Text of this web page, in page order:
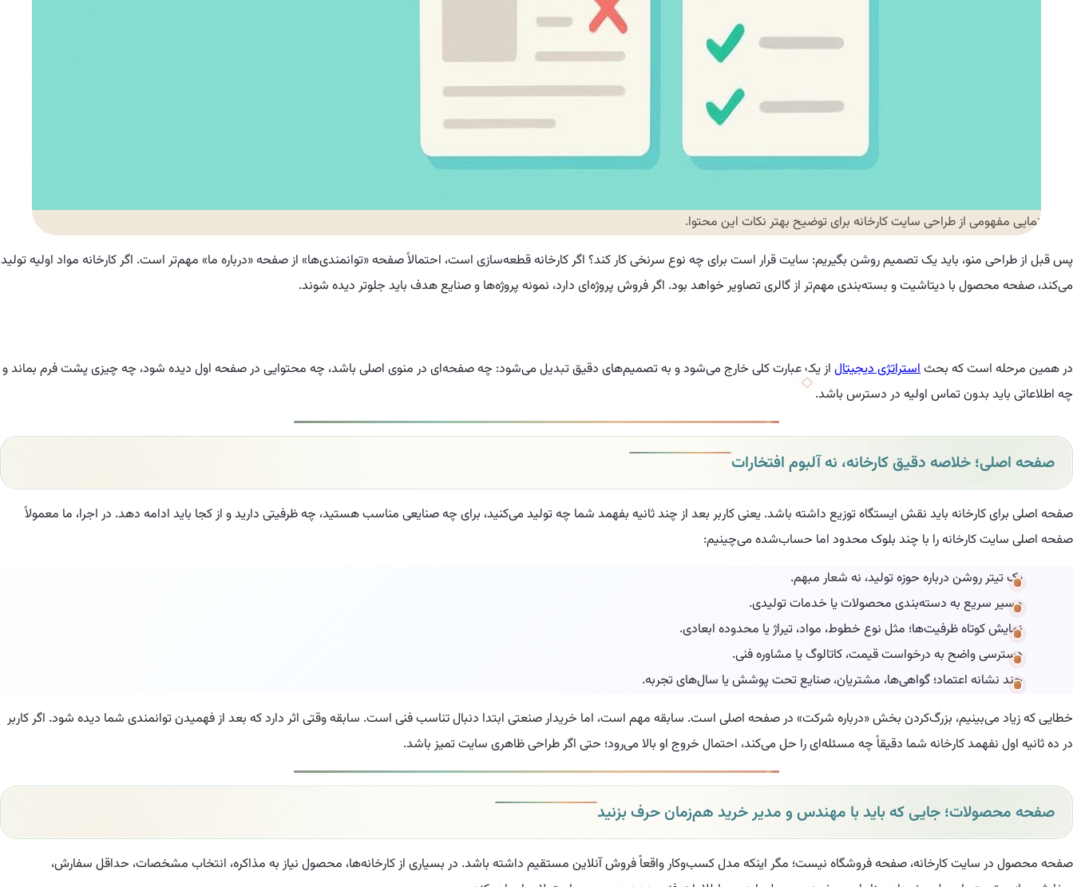
نمایی مفهومی از طراحی سایت کارخانه برای توضیح بهتر نکات این محتوا.
پس قبل از طراحی منو، باید یک تصمیم روشن بگیریم: سایت قرار است برای چه نوع سرنخی کار کند؟ اگر کارخانه قطعه‌سازی است، احتمالاً صفحه «توانمندی‌ها» از صفحه «درباره ما» مهم‌تر است. اگر کارخانه مواد اولیه تولید
می‌کند، صفحه محصول با دیتاشیت و بسته‌بندی مهم‌تر از گالری تصاویر خواهد بود. اگر فروش پروژه‌ای دارد، نمونه پروژه‌ها و صنایع هدف باید جلوتر دیده شوند.
در همین مرحله است که بحثاستراتژی دیجیتال از یک عبارت کلی خارج می‌شود و به تصمیم‌های دقیق تبدیل می‌شود: چه صفحه‌ای در منوی اصلی باشد، چه محتوایی در صفحه اول دیده شود، چه چیزی پشت فرم بماند و
چه اطلاعاتی باید بدون تماس اولیه در دسترس باشد.
صفحه اصلی؛ خلاصه دقیق کارخانه، نه آلبوم افتخارات
صفحه اصلی برای کارخانه باید نقش ایستگاه توزیع داشته باشد. یعنی کاربر بعد از چند ثانیه بفهمد شما چه تولید می‌کنید، برای چه صنایعی مناسب هستید، چه ظرفیتی دارید و از کجا باید ادامه دهد. در اجرا، ما معمولاً
صفحه اصلی سایت کارخانه را با چند بلوک محدود اما حساب‌شده می‌چینیم:
یک تیتر روشن درباره حوزه تولید، نه شعار مبهم.
مسیر سریع به دسته‌بندی محصولات یا خدمات تولیدی.
نمایش کوتاه ظرفیت‌ها؛ مثل نوع خطوط، مواد، تیراژ یا محدوده ابعادی.
دسترسی واضح به درخواست قیمت، کاتالوگ یا مشاوره فنی.
چند نشانه اعتماد؛ گواهی‌ها، مشتریان، صنایع تحت پوشش یا سال‌های تجربه.
خطایی که زیاد می‌بینیم، بزرگ‌کردن بخش «درباره شرکت» در صفحه اصلی است. سابقه مهم است، اما خریدار صنعتی ابتدا دنبال تناسب فنی است. سابقه وقتی اثر دارد که بعد از فهمیدن توانمندی شما دیده شود. اگر کاربر
در ده ثانیه اول نفهمد کارخانه شما دقیقاً چه مسئله‌ای را حل می‌کند، احتمال خروج او بالا می‌رود؛ حتی اگر طراحی ظاهری سایت تمیز باشد.
صفحه محصولات؛ جایی که باید با مهندس و مدیر خرید هم‌زمان حرف بزنید
صفحه محصول در سایت کارخانه، صفحه فروشگاه نیست؛ مگر اینکه مدل کسب‌وکار واقعاً فروش آنلاین مستقیم داشته باشد. در بسیاری از کارخانه‌ها، محصول نیاز به مذاکره، انتخاب مشخصات، حداقل سفارش،